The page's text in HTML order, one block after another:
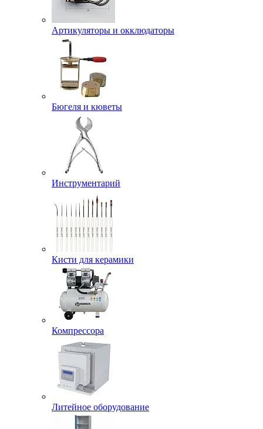
Артикуляторы и окклюдаторы
Бюгеля и кюветы
Инструментарий
Кисти для керамики
Компрессора
Литейное оборудование